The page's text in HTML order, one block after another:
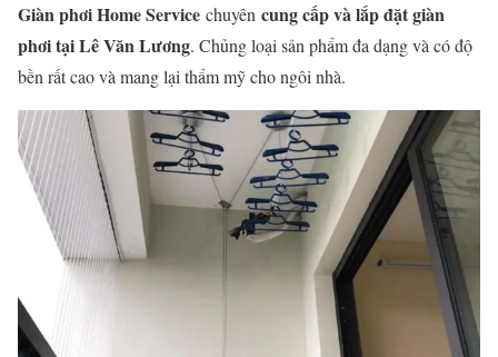
Giàn phơi Home Service chuyên cung cấp và lắp đặt giàn
phơi tại Lê Văn Lương. Chủng loại sản phẩm đa dạng và có độ
bền rất cao và mang lại thẩm mỹ cho ngôi nhà.